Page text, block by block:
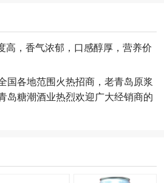
高，香气浓郁，口感醇厚，营养价
国各地范围火热招商，老青岛原浆
岛糖潮酒业热烈欢迎广大经销商的